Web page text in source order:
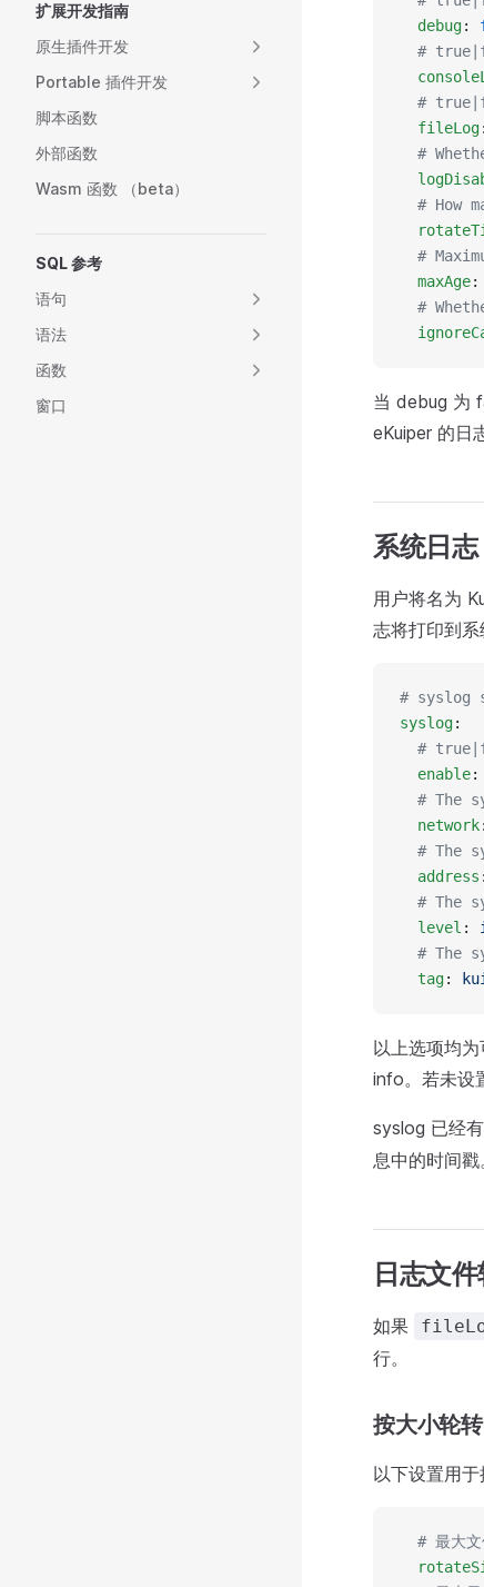
扩展开发指南
原生插件开发
Portable 插件开发
脚本函数
外部函数
Wasm 函数 （beta）
SQL 参考
语句
语法
函数
窗口
  debug
:
#
#
  fileLog
#
# How
#
  maxAge
:
#
当 debug 为
eKuiper 的日
系统日志
用户将名为
志将打印到
# syslog
syslog:
#
  enable
:
# The
  network
# The
  address
# The
  level
:
# The
  tag
:
以上选项均
info。若未设
syslog 已经
息中的时间戳
日志文
如果
行。
按大小轮转
以下设置用于
# 最大文